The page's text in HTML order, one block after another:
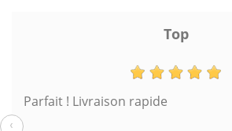
Top
Parfait ! Livraison rapide
‹